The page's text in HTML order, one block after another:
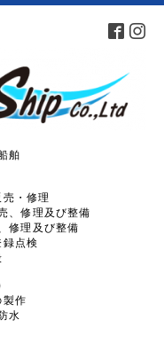
舶
・修理
、修理及び整備
修理及び整備
点検
製作
水